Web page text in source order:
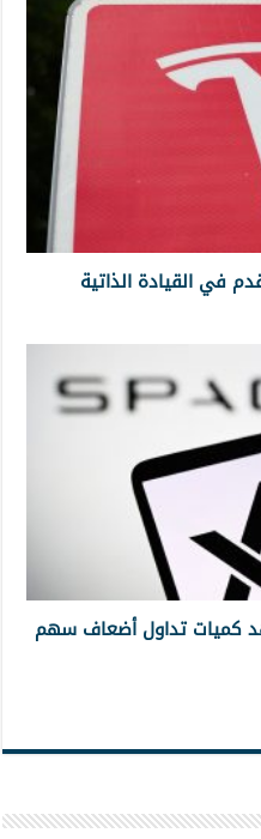
في القيادة الذاتية
تداول أضعاف سهم